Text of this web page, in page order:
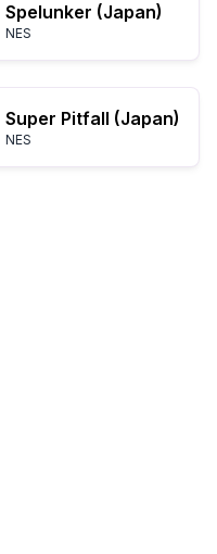
Spelunker (Japan)
NES
Super Pitfall (Japan)
NES